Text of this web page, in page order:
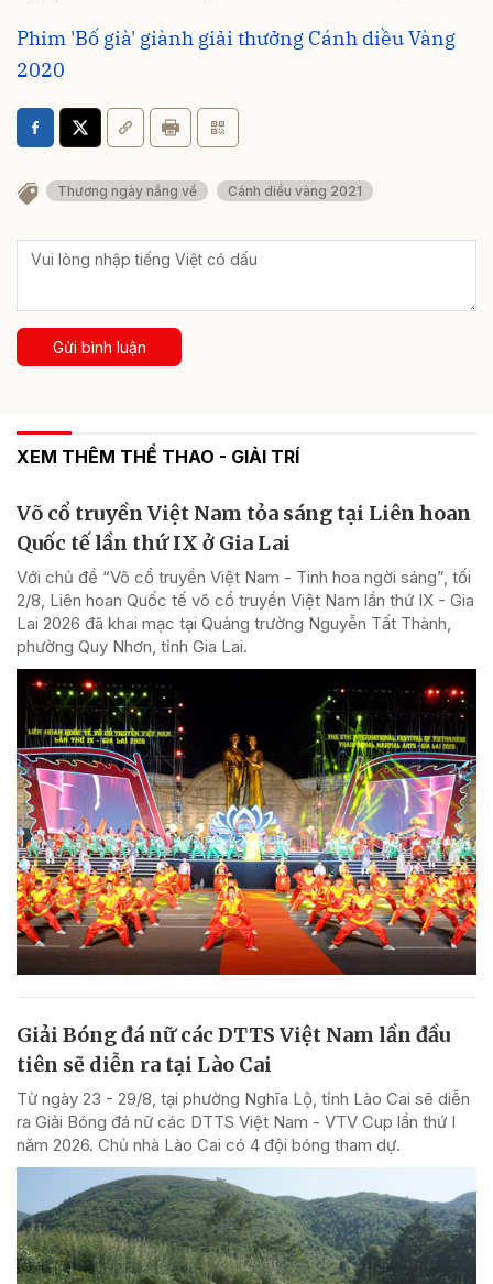
Phim 'Bố già' giành giải thưởng Cánh diều Vàng
2020
Thương ngày nắng về Cánh diều vàng 2021
Gửi bình luận
XEM THÊM THỂ THAO - GIẢI TRÍ
Võ cổ truyền Việt Nam tỏa sáng tại Liên hoan
Quốc tế lần thứ IX ở Gia Lai
Với chủ đề “Võ cổ truyền Việt Nam - Tinh hoa ngời sáng”, tối
2/8, Liên hoan Quốc tế võ cổ truyền Việt Nam lần thứ IX - Gia
Lai 2026 đã khai mạc tại Quảng trường Nguyễn Tất Thành,
phường Quy Nhơn, tỉnh Gia Lai.
Giải Bóng đá nữ các DTTS Việt Nam lần đầu
tiên sẽ diễn ra tại Lào Cai
Từ ngày 23 - 29/8, tại phường Nghĩa Lộ, tỉnh Lào Cai sẽ diễn
ra Giải Bóng đá nữ các DTTS Việt Nam - VTV Cup lần thứ I
năm 2026. Chủ nhà Lào Cai có 4 đội bóng tham dự.